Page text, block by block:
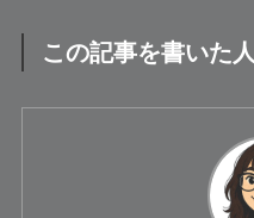
この記事を書いた人